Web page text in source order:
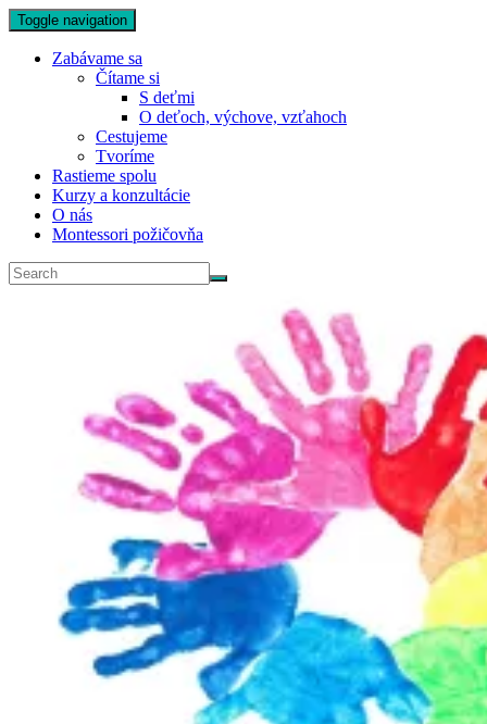
Toggle navigation
Zabávame sa
Čítame si
S deťmi
O deťoch, výchove, vzťahoch
Cestujeme
Tvoríme
Rastieme spolu
Kurzy a konzultácie
O nás
Montessori požičovňa